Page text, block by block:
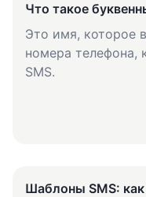
Что такое
Это имя, которое
номера телефона,
SMS.
Шаблоны SMS: